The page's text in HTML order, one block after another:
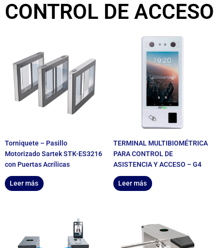
CONTROL DE ACCESO
Torniquete – Pasillo
Motorizado Sartek STK-ES3216
con Puertas Acrílicas
Leer más
TERMINAL MULTIBIOMÉTRICA
PARA CONTROL DE
ASISTENCIA Y ACCESO – G4
Leer más